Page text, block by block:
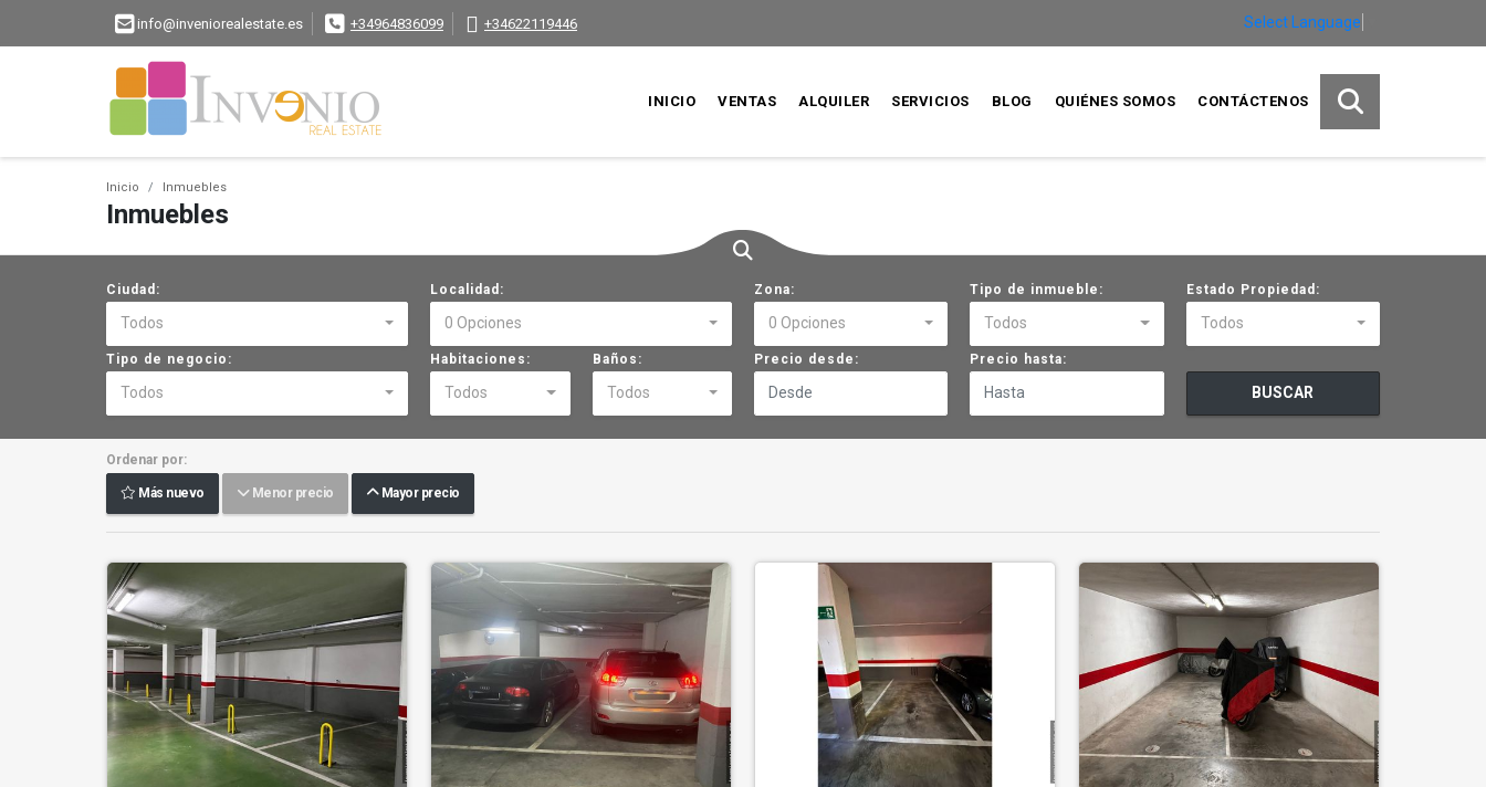
info@inveniorealestate.es +34964836099 +34622119446 Select Language
INICIO VENTAS ALQUILER SERVICIOS BLOG QUIÉNES SOMOS CONTÁCTENOS
Inicio Inmuebles
Inmuebles
Ciudad:
Todos
Localidad:
0 Opciones
Zona:
0 Opciones
Tipo de inmueble:
Todos
Estado Propiedad:
Todos
Tipo de negocio:
Todos
Habitaciones:
Todos
Baños:
Todos
Precio desde: Precio hasta:
BUSCAR
Ordenar por:
Más nuevo Menor precio Mayor precio